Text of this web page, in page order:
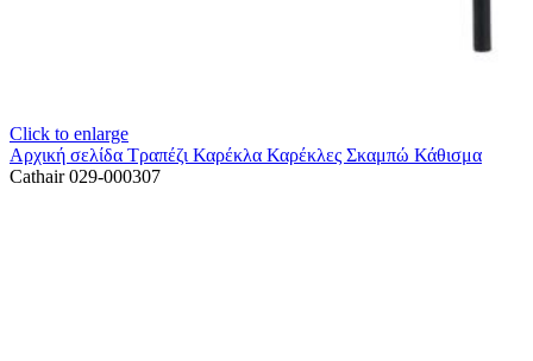
Click to enlarge
Αρχική σελίδα Τραπέζι Καρέκλα Καρέκλες Σκαμπώ Κάθισμα
Cathair 029-000307